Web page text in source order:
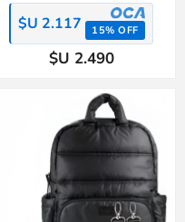
$U 2.117 15% OFF
$U 2.490